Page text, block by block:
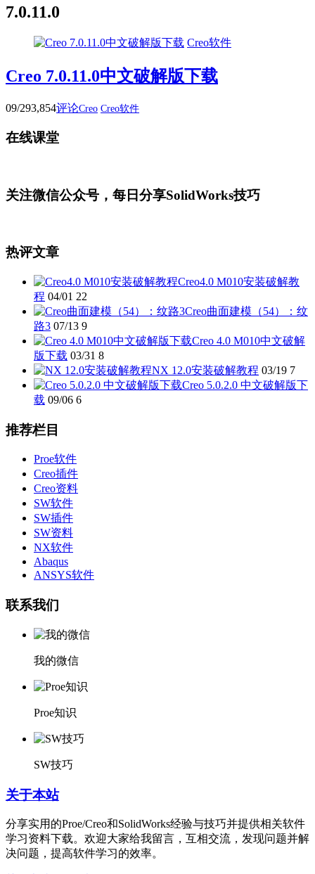
7.0.11.0
Creo软件
Creo 7.0.11.0中文破解版下载
09/293,854评论Creo Creo软件
在线课堂
关注微信公众号，每日分享SolidWorks技巧
热评文章
Creo4.0 M010安装破解教
程 04/01 22
Creo曲面建模（54）：纹
路3 07/13 9
Creo 4.0 M010中文破解
版下载 03/31 8
NX 12.0安装破解教程 03/19 7
Creo 5.0.2.0 中文破解版下
载 09/06 6
推荐栏目
Proe软件
Creo插件
Creo资料
SW软件
SW插件
SW资料
NX软件
Abaqus
ANSYS软件
联系我们
我的微信
Proe知识
SW技巧
关于本站
分享实用的Proe/Creo和SolidWorks经验与技巧并提供相关软件
学习资料下载。欢迎大家给我留言，互相交流，发现问题并解
决问题，提高软件学习的效率。